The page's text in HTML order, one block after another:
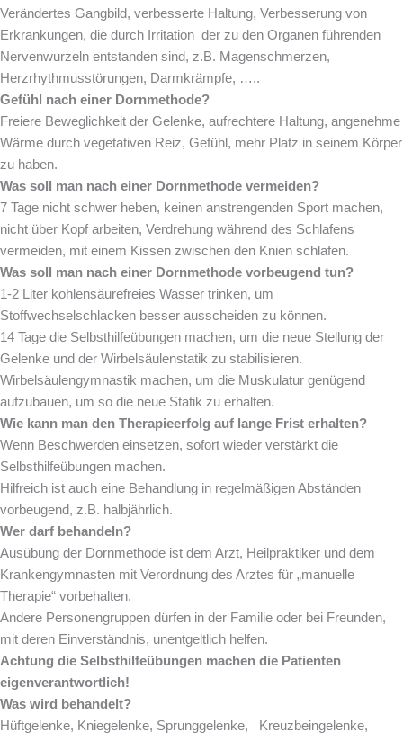
Verändertes Gangbild, verbesserte Haltung, Verbesserung von
Erkrankungen, die durch Irritation der zu den Organen führenden
Nervenwurzeln entstanden sind, z.B. Magenschmerzen,
Herzrhythmusstörungen, Darmkrämpfe, …..
Gefühl nach einer Dornmethode?
Freiere Beweglichkeit der Gelenke, aufrechtere Haltung, angenehme
Wärme durch vegetativen Reiz, Gefühl, mehr Platz in seinem Körper
zu haben.
Was soll man nach einer Dornmethode vermeiden?
7 Tage nicht schwer heben, keinen anstrengenden Sport machen,
nicht über Kopf arbeiten, Verdrehung während des Schlafens
vermeiden, mit einem Kissen zwischen den Knien schlafen.
Was soll man nach einer Dornmethode vorbeugend tun?
1-2 Liter kohlensäurefreies Wasser trinken, um
Stoffwechselschlacken besser ausscheiden zu können.
14 Tage die Selbsthilfeübungen machen, um die neue Stellung der
Gelenke und der Wirbelsäulenstatik zu stabilisieren.
Wirbelsäulengymnastik machen, um die Muskulatur genügend
aufzubauen, um so die neue Statik zu erhalten.
Wie kann man den Therapieerfolg auf lange Frist erhalten?
Wenn Beschwerden einsetzen, sofort wieder verstärkt die
Selbsthilfeübungen machen.
Hilfreich ist auch eine Behandlung in regelmäßigen Abständen
vorbeugend, z.B. halbjährlich.
Wer darf behandeln?
Ausübung der Dornmethode ist dem Arzt, Heilpraktiker und dem
Krankengymnasten mit Verordnung des Arztes für „manuelle
Therapie“ vorbehalten.
Andere Personengruppen dürfen in der Familie oder bei Freunden,
mit deren Einverständnis, unentgeltlich helfen.
Achtung die Selbsthilfeübungen machen die Patienten
eigenverantwortlich!
Was wird behandelt?
Hüftgelenke, Kniegelenke, Sprunggelenke, Kreuzbeingelenke,